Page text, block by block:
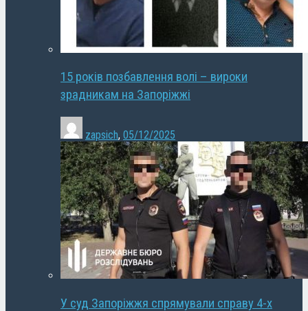
15 років позбавлення волі – вироки
зрадникам на Запоріжжі
zapsich, 05/12/2025
У суд Запоріжжя спрямували справу 4-х